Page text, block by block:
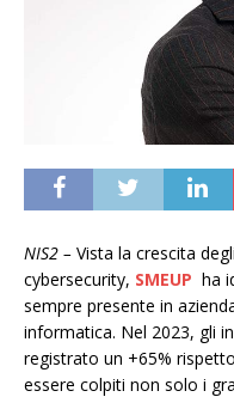
NIS2 – Vista la crescita
cybersecurity, SMEUP ha
sempre presente in
informatica. Nel 2023, gli
registrato un +65%
essere colpiti non solo i